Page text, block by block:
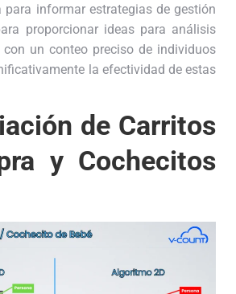
para informar estrategias de gestión
proporcionar ideas para análisis
un conteo preciso de individuos
la efectividad de estas
de Carritos
y Cochecitos